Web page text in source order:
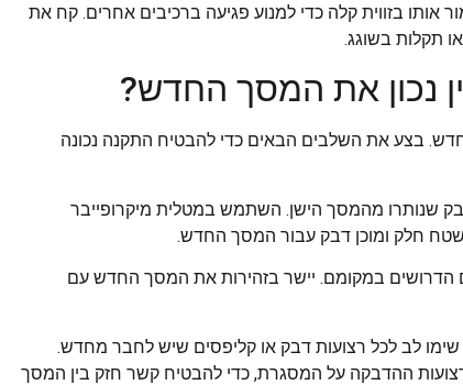
בזווית קלה כדי למנוע פגיעה ברכיבים אחרים. קח את
תקלות בשוגג.
בצע את השלבים הבאים כדי להבטיח התקנה נכונה
שנותרו מהמסך הישן. השתמש במטלית מיקרופייבר
משטח חלק ומוכן דבק עבור המסך החדש.
הדרושים במקומם. יישר בזהירות את המסך החדש עם
לב לכל רצועות דבק או קליפסים שיש לחבר מחדש.
ההדבקה על המסגרת, כדי להבטיח קשר חזק בין המסך